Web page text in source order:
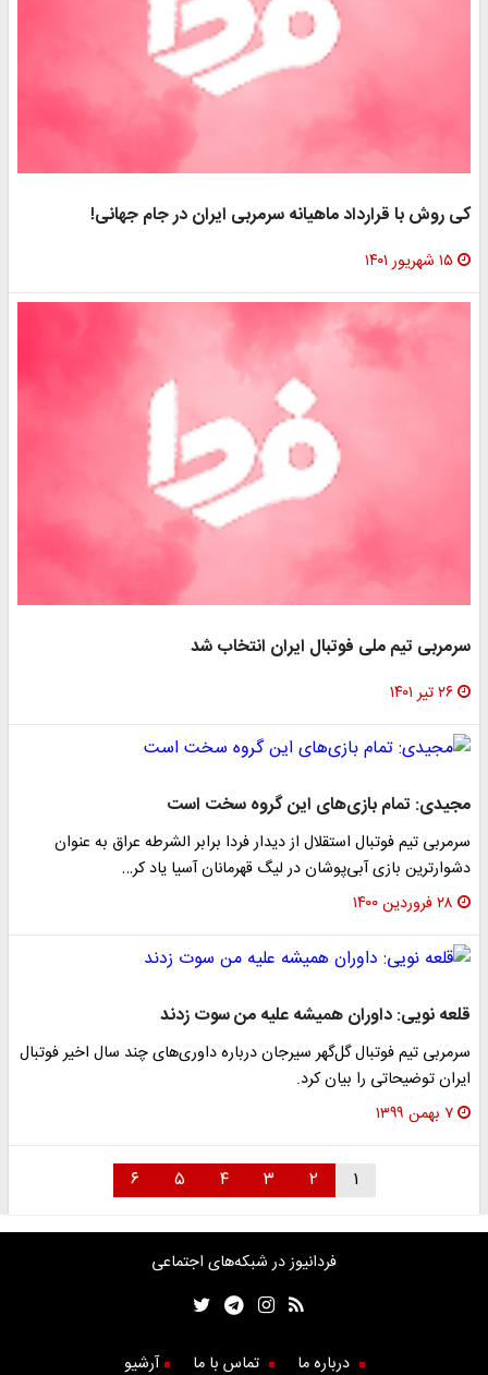
کی روش با قرارداد ماهیانه سرمربی ایران در جام جهانی!
۱۵ شهریور ۱۴۰۱
سرمربی تیم ملی فوتبال ایران انتخاب شد
۲۶ تیر ۱۴۰۱
مجیدی: تمام بازی‌های این گروه سخت است
سرمربی تیم فوتبال استقلال از دیدار فردا برابر الشرطه عراق به عنوان
دشوارترین بازی آبی‌پوشان در لیگ قهرمانان آسیا یاد کر…
۲۸ فروردین ۱۴۰۰
قلعه نویی: داوران همیشه علیه من سوت زدند
سرمربی تیم فوتبال گل‌گهر سیرجان درباره داوری‌های چند سال اخیر فوتبال
ایران توضیحاتی را بیان کرد.
۷ بهمن ۱۳۹۹
۱ ۲ ۳ ۴ ۵ ۶
فردانیوز در شبکه‌های اجتماعی
درباره ما تماس با ما آرشیو